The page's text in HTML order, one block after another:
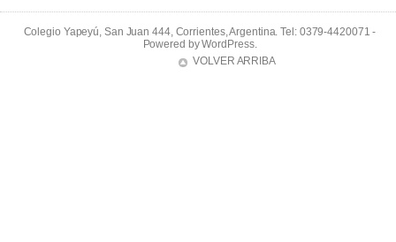
Colegio Yapeyú, San Juan 444, Corrientes, Argentina. Tel: 0379-4420071 -
Powered byWordPress.
VOLVER ARRIBA